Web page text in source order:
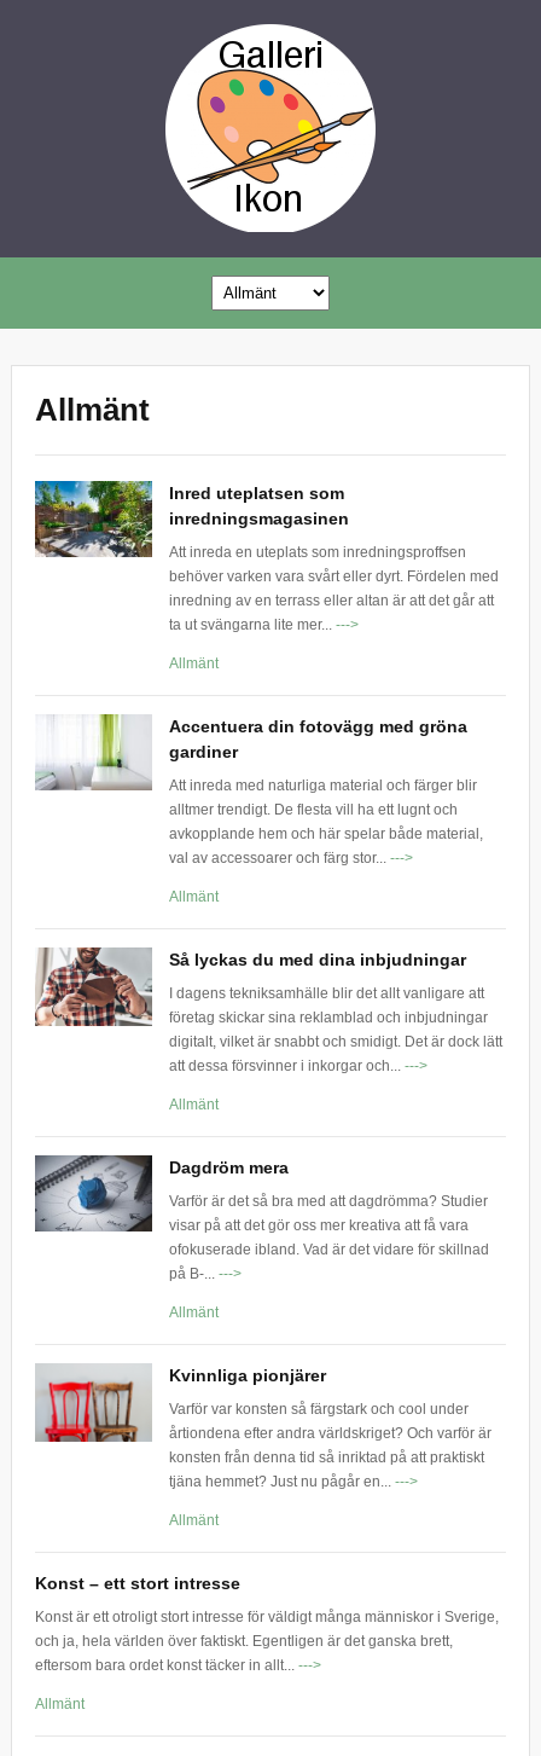
Allmänt
Inred uteplatsen som
inredningsmagasinen
Att inreda en uteplats som inredningsproffsen
behöver varken vara svårt eller dyrt. Fördelen med
inredning av en terrass eller altan är att det går att
ta ut svängarna lite mer...--->
Allmänt
Accentuera din fotovägg med gröna
gardiner
Att inreda med naturliga material och färger blir
alltmer trendigt. De flesta vill ha ett lugnt och
avkopplande hem och här spelar både material,
val av accessoarer och färg stor...--->
Allmänt
Så lyckas du med dina inbjudningar
I dagens tekniksamhälle blir det allt vanligare att
företag skickar sina reklamblad och inbjudningar
digitalt, vilket är snabbt och smidigt. Det är dock lätt
att dessa försvinner i inkorgar och...--->
Allmänt
Dagdröm mera
Varför är det så bra med att dagdrömma? Studier
visar på att det gör oss mer kreativa att få vara
ofokuserade ibland. Vad är det vidare för skillnad
på B-...--->
Allmänt
Kvinnliga pionjärer
Varför var konsten så färgstark och cool under
årtiondena efter andra världskriget? Och varför är
konsten från denna tid så inriktad på att praktiskt
tjäna hemmet? Just nu pågår en...--->
Allmänt
Konst – ett stort intresse
Konst är ett otroligt stort intresse för väldigt många människor i Sverige,
och ja, hela världen över faktiskt. Egentligen är det ganska brett,
eftersom bara ordet konst täcker in allt... --->
Allmänt